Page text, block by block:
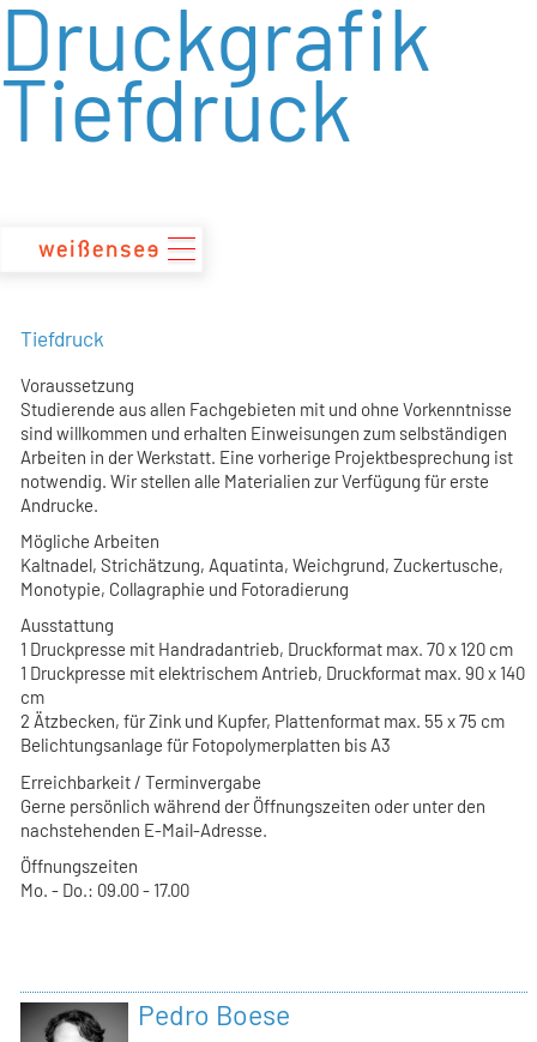
zum
Druckgrafik
Tiefdruck
Tiefdruck
Voraussetzung
Studierende aus allen Fachgebieten mit und ohne Vorkenntnisse
sind willkommen und erhalten Einweisungen zum selbständigen
Arbeiten in der Werkstatt. Eine vorherige Projektbesprechung ist
notwendig. Wir stellen alle Materialien zur Verfügung für erste
Andrucke.
Mögliche Arbeiten
Kaltnadel, Strichätzung, Aquatinta, Weichgrund, Zuckertusche,
Monotypie, Collagraphie und Fotoradierung
Ausstattung
1 Druckpresse mit Handradantrieb, Druckformat max. 70 x 120 cm
1 Druckpresse mit elektrischem Antrieb, Druckformat max. 90 x 140
cm
2 Ätzbecken, für Zink und Kupfer, Plattenformat max. 55 x 75 cm
Belichtungsanlage für Fotopolymerplatten bis A3
Erreichbarkeit / Terminvergabe
Gerne persönlich während der Öffnungszeiten oder unter den
nachstehenden E-Mail-Adresse.
Öffnungszeiten
Mo. - Do.: 09.00 - 17.00
Pedro Boese